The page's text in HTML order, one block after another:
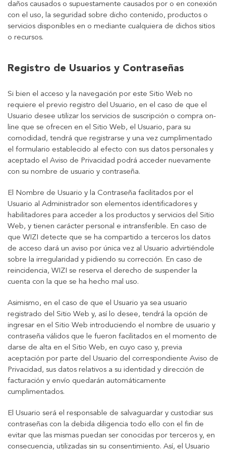
daños causados o supuestamente causados por o en conexión
con el uso, la seguridad sobre dicho contenido, productos o
servicios disponibles en o mediante cualquiera de dichos sitios
o recursos.
Registro de Usuarios y Contraseñas
Si bien el acceso y la navegación por este Sitio Web no
requiere el previo registro del Usuario, en el caso de que el
Usuario desee utilizar los servicios de suscripción o compra on-
line que se ofrecen en el Sitio Web, el Usuario, para su
comodidad, tendrá que registrarse y una vez cumplimentado
el formulario establecido al efecto con sus datos personales y
aceptado el Aviso de Privacidad podrá acceder nuevamente
con su nombre de usuario y contraseña.
El Nombre de Usuario y la Contraseña facilitados por el
Usuario al Administrador son elementos identificadores y
habilitadores para acceder a los productos y servicios del Sitio
Web, y tienen carácter personal e intransferible. En caso de
que WIZI detecte que se ha compartido a terceros los datos
de acceso dará un aviso por única vez al Usuario advirtiéndole
sobre la irregularidad y pidiendo su corrección. En caso de
reincidencia, WIZI se reserva el derecho de suspender la
cuenta con la que se ha hecho mal uso.
Asimismo, en el caso de que el Usuario ya sea usuario
registrado del Sitio Web y, así lo desee, tendrá la opción de
ingresar en el Sitio Web introduciendo el nombre de usuario y
contraseña válidos que le fueron facilitados en el momento de
darse de alta en el Sitio Web, en cuyo caso y, previa
aceptación por parte del Usuario del correspondiente Aviso de
Privacidad, sus datos relativos a su identidad y dirección de
facturación y envío quedarán automáticamente
cumplimentados.
El Usuario será el responsable de salvaguardar y custodiar sus
contraseñas con la debida diligencia todo ello con el fin de
evitar que las mismas puedan ser conocidas por terceros y, en
consecuencia, utilizadas sin su consentimiento. Así, el Usuario